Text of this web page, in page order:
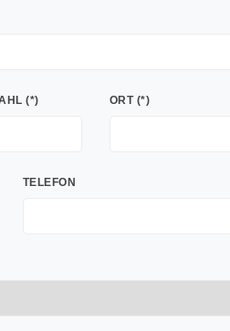
(*) ORT (*)
TELEFON